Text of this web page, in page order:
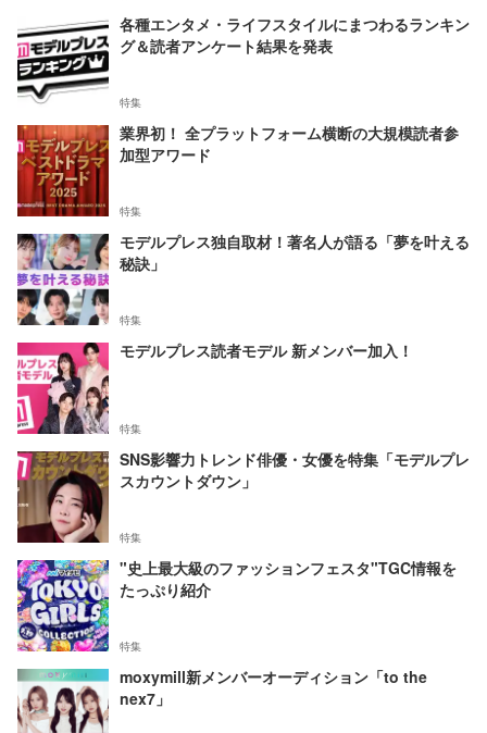
各種エンタメ・ライフスタイルにまつわるランキン
グ＆読者アンケート結果を発表
特集
業界初！ 全プラットフォーム横断の大規模読者参
加型アワード
特集
モデルプレス独自取材！著名人が語る「夢を叶える
秘訣」
特集
モデルプレス読者モデル 新メンバー加入！
特集
SNS影響力トレンド俳優・女優を特集「モデルプレ
スカウントダウン」
特集
"史上最大級のファッションフェスタ"TGC情報を
たっぷり紹介
特集
moxymill新メンバーオーディション「to the
nex7」